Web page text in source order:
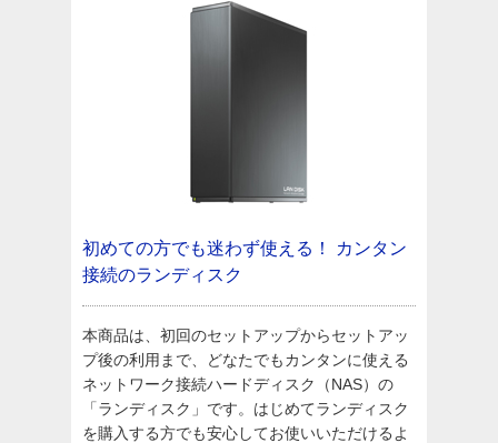
初めての方でも迷わず使える！
カンタン
接続のランディスク
本商品は、初回のセットアップからセットアッ
プ後の利用まで、どなたでもカンタンに使える
ネットワーク接続ハードディスク（NAS）の
「ランディスク」です。はじめてランディスク
を購入する方でも安心してお使いいただけるよ